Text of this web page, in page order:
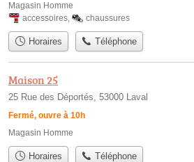
Magasin Homme
accessoires, chaussures
Horaires Téléphone
Maison 25
25 Rue des Déportés, 53000 Laval
Fermé, ouvre à 10h
Magasin Homme
Horaires Téléphone